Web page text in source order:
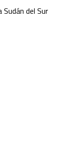
del Sur